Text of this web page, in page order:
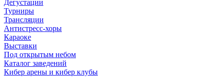
Дегустации
Турниры
Трансляции
Антистресс-хоры
Караоке
Выставки
Под открытым небом
Каталог заведений
Кибер арены и кибер клубы